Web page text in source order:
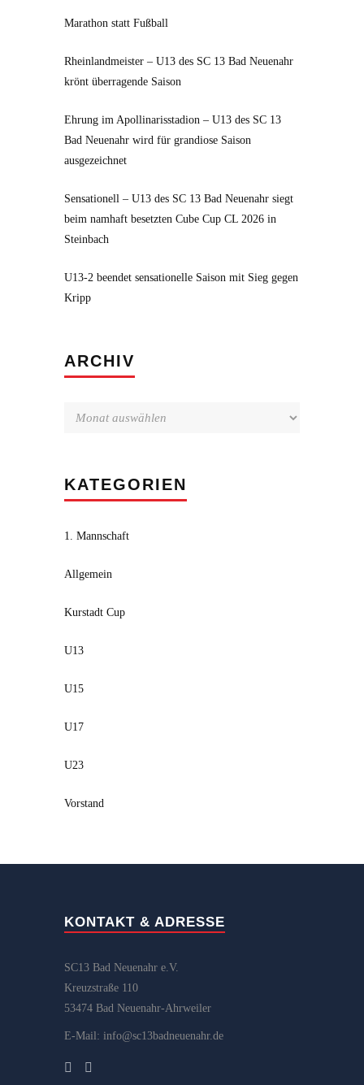
Marathon statt Fußball
Rheinlandmeister – U13 des SC 13 Bad Neuenahr
krönt überragende Saison
Ehrung im Apollinarisstadion – U13 des SC 13
Bad Neuenahr wird für grandiose Saison
ausgezeichnet
Sensationell – U13 des SC 13 Bad Neuenahr siegt
beim namhaft besetzten Cube Cup CL 2026 in
Steinbach
U13-2 beendet sensationelle Saison mit Sieg gegen
Kripp
ARCHIV
KATEGORIEN
1. Mannschaft
Allgemein
Kurstadt Cup
U13
U15
U17
U23
Vorstand
KONTAKT & ADRESSE
SC13 Bad Neuenahr e.V.
Kreuzstraße 110
53474 Bad Neuenahr-Ahrweiler
E-Mail: info@sc13badneuenahr.de